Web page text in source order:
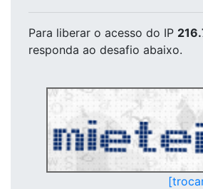
Para liberar o acesso do IP
responda ao desafio abaixo.